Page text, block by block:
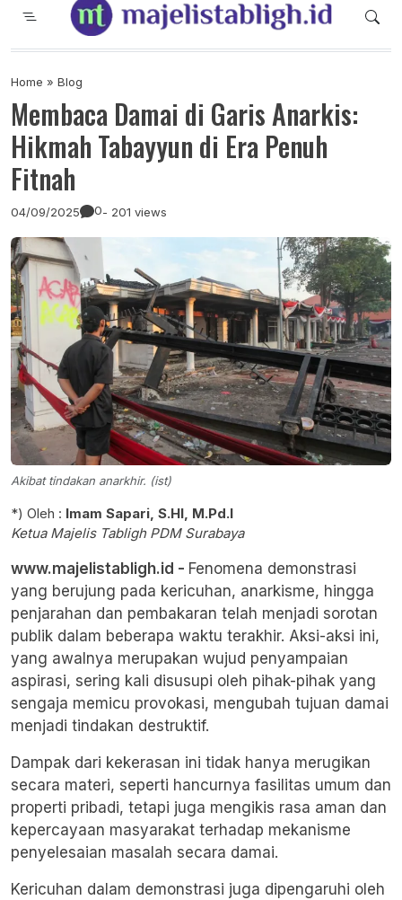
Majelis Tabligh Muhammadiyah
Syiar Dakwah Islam Berkemajuan dan
Home » Blog
Membaca Damai di Garis Anarkis:
Hikmah Tabayyun di Era Penuh
Fitnah
04/09/2025 0- 201 views
Akibat tindakan anarkhir. (ist)
*) Oleh : Imam Sapari, S.HI, M.Pd.I
Ketua Majelis Tabligh PDM Surabaya
www.majelistabligh.id - Fenomena demonstrasi
yang berujung pada kericuhan, anarkisme, hingga
penjarahan dan pembakaran telah menjadi sorotan
publik dalam beberapa waktu terakhir. Aksi-aksi ini,
yang awalnya merupakan wujud penyampaian
aspirasi, sering kali disusupi oleh pihak-pihak yang
sengaja memicu provokasi, mengubah tujuan damai
menjadi tindakan destruktif.
Dampak dari kekerasan ini tidak hanya merugikan
secara materi, seperti hancurnya fasilitas umum dan
properti pribadi, tetapi juga mengikis rasa aman dan
kepercayaan masyarakat terhadap mekanisme
penyelesaian masalah secara damai.
Kericuhan dalam demonstrasi juga dipengaruhi oleh